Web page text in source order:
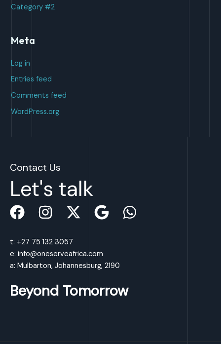
Category #2
Meta
Log in
Entries feed
Comments feed
WordPress.org
Contact Us
Let's talk
t: +27 75 132 3057
e: info@oneserveafrica.com
a: Mulbarton, Johannesburg, 2190
Beyond Tomorrow